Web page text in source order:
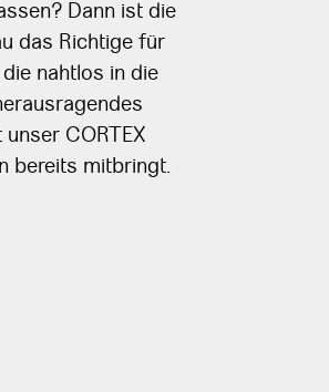
Dann ist die
das Richtige für
nahtlos in die
CORTEX
bereits mitbringt.